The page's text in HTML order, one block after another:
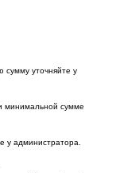
сумму уточняйте у
минимальной сумме
у администратора.